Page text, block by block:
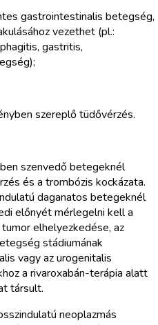
gastrointestinalis betegség,
vezethet (pl.:
gastritis,
szereplő tüdővérzés.
szenvedő betegeknél
és a trombózis kockázata.
daganatos betegeknél
előnyét mérlegelni kell a
elhelyezkedése, az
stádiumának
vagy az urogenitalis
a rivaroxabán-terápia alatt
társult.
neoplazmás